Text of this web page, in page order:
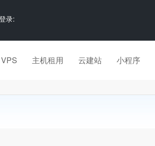
录:
VPS 主机租用 云建站 小程序